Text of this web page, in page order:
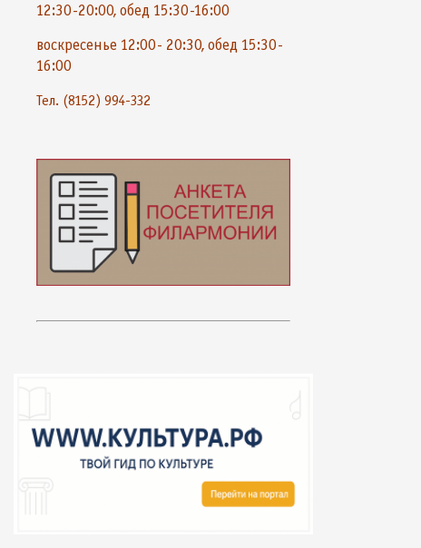
12:30-20:00, обед 15:30-16:00
воскресенье 12:00- 20:30, обед 15:30-
16:00
Тел. (8152) 994-332